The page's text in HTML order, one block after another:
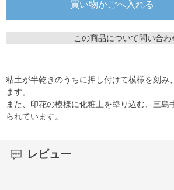
この商品について問い合わ
粘土が半乾きのうちに押し付けて模様を刻み
ます。
また、印花の模様に化粧土を塗り込む、三島
られています。
レビュー